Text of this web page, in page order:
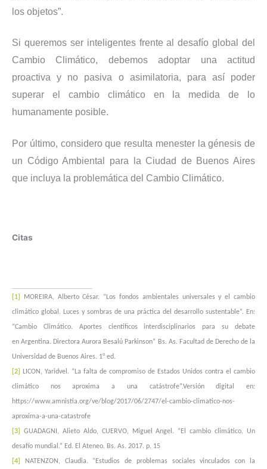
los objetos”.
Si queremos ser inteligentes frente al desafío global del
Cambio Climático, debemos adoptar una actitud
proactiva y no pasiva o asimilatoria, para así poder
superar el cambio climático en la medida de lo
humanamente posible.
Por último, considero que resulta menester la génesis de
un Código Ambiental para la Ciudad de Buenos Aires
que incluya la problemática del Cambio Climático.
Citas
[1] MOREIRA, Alberto César. “Los fondos ambientales universales y el cambio
climático global. Luces y sombras de una práctica del desarrollo sustentable”. En:
“Cambio Climático. Aportes científicos interdisciplinarios para su debate
enArgentina. Directora Aurora Besalú Parkinson” Bs. As. Facultad de Derecho de la
Universidad de Buenos Aires. 1° ed.
[2] LICON, Yaridvel. “La falta de compromiso de Estados Unidos contra el cambio
climático nos aproxima a una catástrofe”.Versión digital en:
https://www.amnistia.org/ve/blog/2017/06/2747/el-cambio-climatico-nos-
aproxima-a-una-catastrofe
[3] GUADAGNI, Alieto Aldo, CUERVO, Miguel Angel. “El cambio climático. Un
desafío mundial.” Ed. El Ateneo. Bs. As. 2017. p. 15
[4] NATENZON, Claudia. “Estudios de problemas sociales vinculados con la